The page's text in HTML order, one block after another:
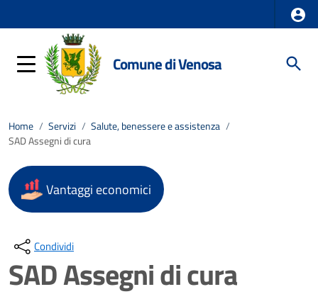
Comune di Venosa
Home / Servizi / Salute, benessere e assistenza /
SAD Assegni di cura
Vantaggi economici
Condividi
SAD Assegni di cura